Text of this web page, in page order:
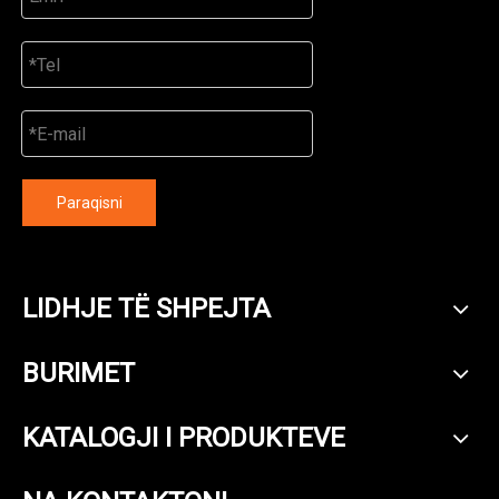
Paraqisni
LIDHJE TË SHPEJTA
BURIMET
KATALOGJI I PRODUKTEVE